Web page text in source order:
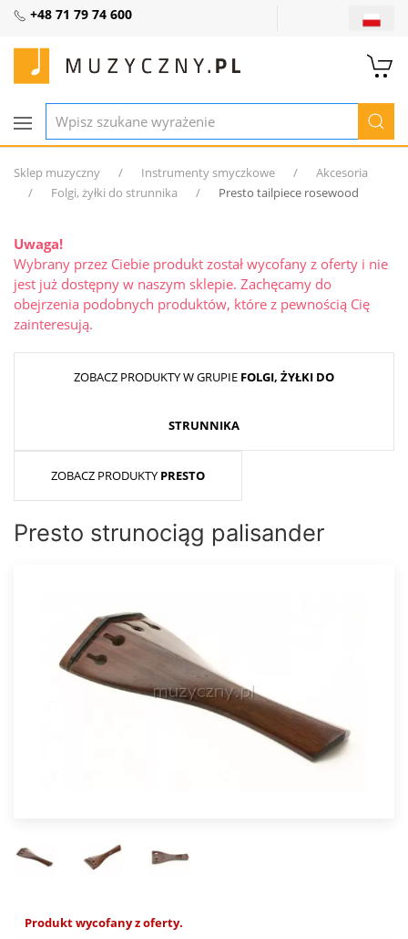
+48 71 79 74 600
Sklep muzyczny Instrumenty smyczkowe
Akcesoria
Folgi, żyłki do strunnika
Presto tailpiece rosewood
Uwaga!
Wybrany przez Ciebie produkt został wycofany z oferty i nie
jest już dostępny w naszym sklepie. Zachęcamy do
obejrzenia podobnych produktów, które z pewnością Cię
zainteresują.
ZOBACZ PRODUKTY W GRUPIE FOLGI, ŻYŁKI DO
STRUNNIKA
ZOBACZ PRODUKTY PRESTO
Presto strunociąg palisander
Produkt wycofany z oferty.